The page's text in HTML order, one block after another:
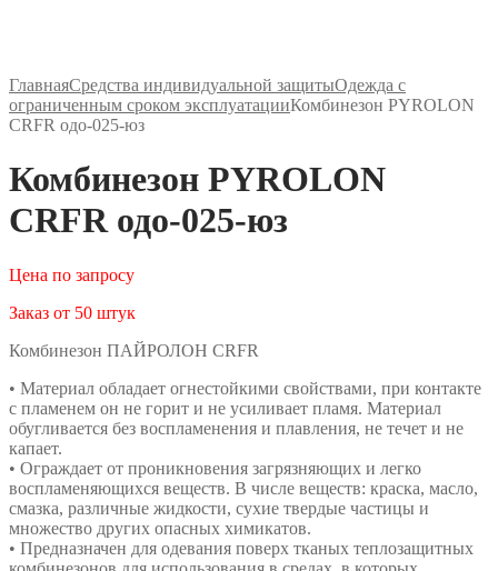
ГлавнаяСредства индивидуальной защитыОдежда с
ограниченным сроком эксплуатацииКомбинезон PYROLON
CRFR одо-025-юз
Комбинезон PYROLON
CRFR одо-025-юз
Цена по запросу
Заказ от 50 штук
Комбинезон ПАЙРОЛОН CRFR
• Материал обладает огнестойкими свойствами, при контакте
с пламенем он не горит и не усиливает пламя. Материал
обугливается без воспламенения и плавления, не течет и не
капает.
• Ограждает от проникновения загрязняющих и легко
воспламеняющихся веществ. В числе веществ: краска, масло,
смазка, различные жидкости, сухие твердые частицы и
множество других опасных химикатов.
• Предназначен для одевания поверх тканых теплозащитных